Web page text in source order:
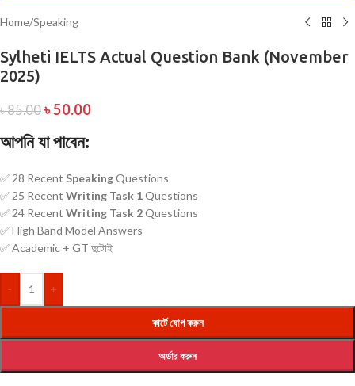
Home/Speaking
Sylheti IELTS Actual Question Bank (November
2025)
৳85.00 ৳50.00
আপনি যা পাবেন:
✅ 28 Recent SpeakingQuestions
✅ 25 Recent Writing Task 1Questions
✅ 24 Recent Writing Task 2Questions
✅ High Band Model Answers
✅ Academic + GT দুটোই
- +
কার্টে যোগ করুন
অর্ডার করুন